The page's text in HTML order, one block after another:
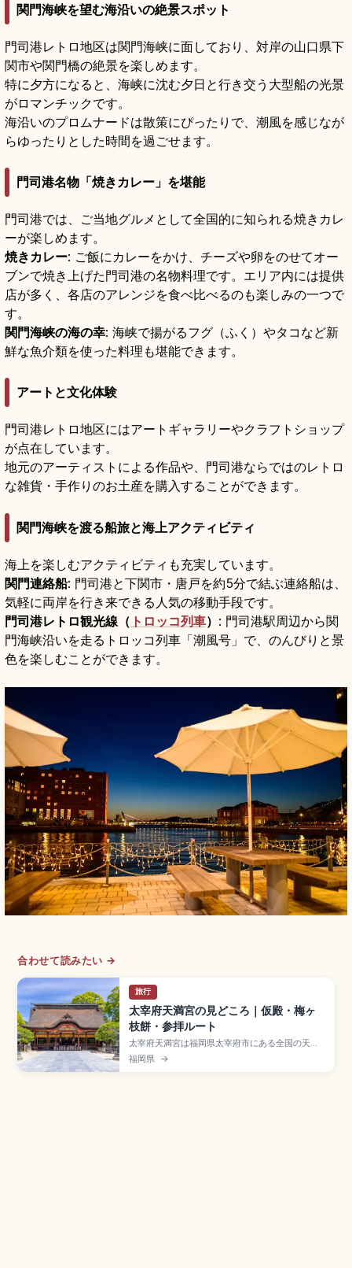
関門海峡を望む海沿いの絶景スポット
門司港レトロ地区は関門海峡に面しており、対岸の山口県下
関市や関門橋の絶景を楽しめます。
特に夕方になると、海峡に沈む夕日と行き交う大型船の光景
がロマンチックです。
海沿いのプロムナードは散策にぴったりで、潮風を感じなが
らゆったりとした時間を過ごせます。
門司港名物「焼きカレー」を堪能
門司港では、ご当地グルメとして全国的に知られる焼きカレ
ーが楽しめます。
焼きカレー: ご飯にカレーをかけ、チーズや卵をのせてオー
ブンで焼き上げた門司港の名物料理です。エリア内には提供
店が多く、各店のアレンジを食べ比べるのも楽しみの一つで
す。
関門海峡の海の幸: 海峡で揚がるフグ（ふく）やタコなど新
鮮な魚介類を使った料理も堪能できます。
アートと文化体験
門司港レトロ地区にはアートギャラリーやクラフトショップ
が点在しています。
地元のアーティストによる作品や、門司港ならではのレトロ
な雑貨・手作りのお土産を購入することができます。
関門海峡を渡る船旅と海上アクティビティ
海上を楽しむアクティビティも充実しています。
関門連絡船: 門司港と下関市・唐戸を約5分で結ぶ連絡船は、
気軽に両岸を行き来できる人気の移動手段です。
門司港レトロ観光線（ トロッコ列車） : 門司港駅周辺から関
門海峡沿いを走るトロッコ列車「潮風号」で、のんびりと景
色を楽しむことができます。
合わせて読みたい →
旅行
太宰府天満宮の見どころ｜仮殿・梅ヶ
枝餅・参拝ルート
太宰府天満宮は福岡県太宰府市にある全国の天満
宮の総本宮で、菅原道真公を祀る学問の神様の聖
地。延喜3年(903年)の道真公薨去後、御墓所の上
福岡県 →